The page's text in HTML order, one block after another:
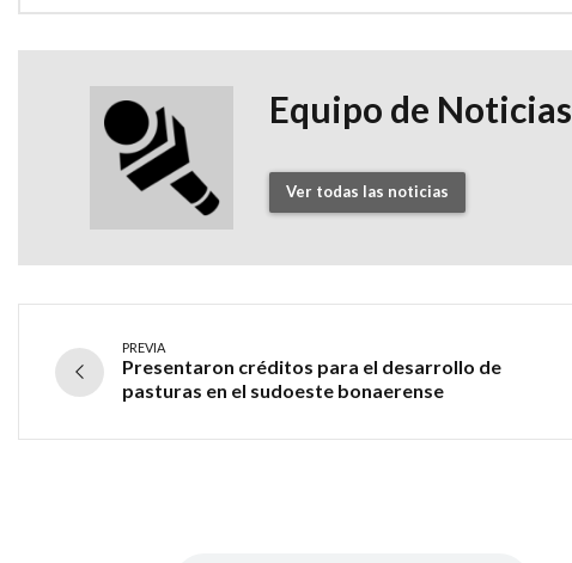
Equipo de Noticias
Ver todas las noticias
PREVIA
Presentaron créditos para el desarrollo de
pasturas en el sudoeste bonaerense